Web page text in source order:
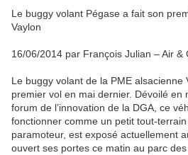
Le buggy volant Pégase a fait son
Vaylon
16/06/2014 par François Julian – Air &
Le buggy volant de la PME alsacienne
premier vol en mai dernier. Dévoilé en
forum de l’innovation de la DGA, ce
fonctionner comme un petit tout-
paramoteur, est exposé actuellement
ouvert ses portes ce matin au parc